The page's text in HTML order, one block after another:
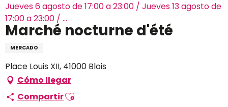
Jueves 6 agosto de 17:00 a 23:00 / Jueves 13 agosto de
17:00 a 23:00 / ...
Marché nocturne d'été
MERCADO
Place Louis XII, 41000 Blois
Cómo llegar
CompartirAjouter aux favoris